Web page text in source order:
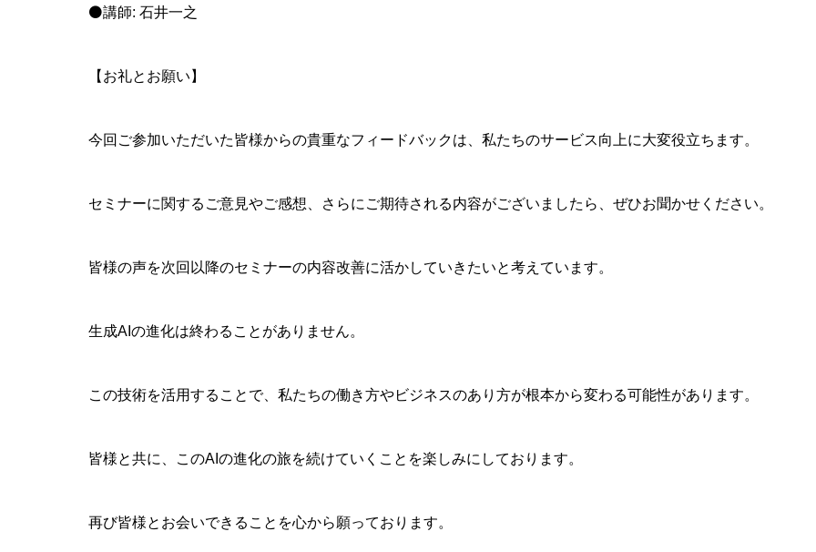
⚫講師: 石井一之
【お礼とお願い】
今回ご参加いただいた皆様からの貴重なフィードバックは、私たちのサービス向上に大変役立ちます。
セミナーに関するご意見やご感想、さらにご期待される内容がございましたら、ぜひお聞かせください。
皆様の声を次回以降のセミナーの内容改善に活かしていきたいと考えています。
生成AIの進化は終わることがありません。
この技術を活用することで、私たちの働き方やビジネスのあり方が根本から変わる可能性があります。
皆様と共に、このAIの進化の旅を続けていくことを楽しみにしております。
再び皆様とお会いできることを心から願っております。